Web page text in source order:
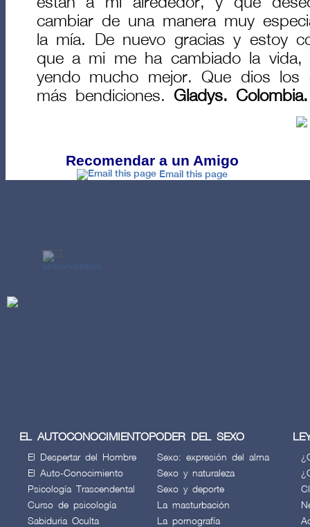
cambiar de una manera muy
la mía. De nuevo gracias y estoy
que a mi me ha cambiado la vida,
yendo mucho mejor. Que dios los
más bendiciones. Gladys. Colombia.
Recomendar a un Amigo
Email this page
EL AUTOCONOCIMIENTO
El Despertar del Hombre
El Auto-Conocimiento
Psicología Trascendental
Curso de psicología
Sabiduria Oculta
PODER DEL SEXO
Sexo: expresión del alma
Sexo y naturaleza
Sexo y deporte
La masturbación
La pornografía